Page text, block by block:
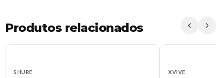
Produtos relacionados
SHURE XVIVE